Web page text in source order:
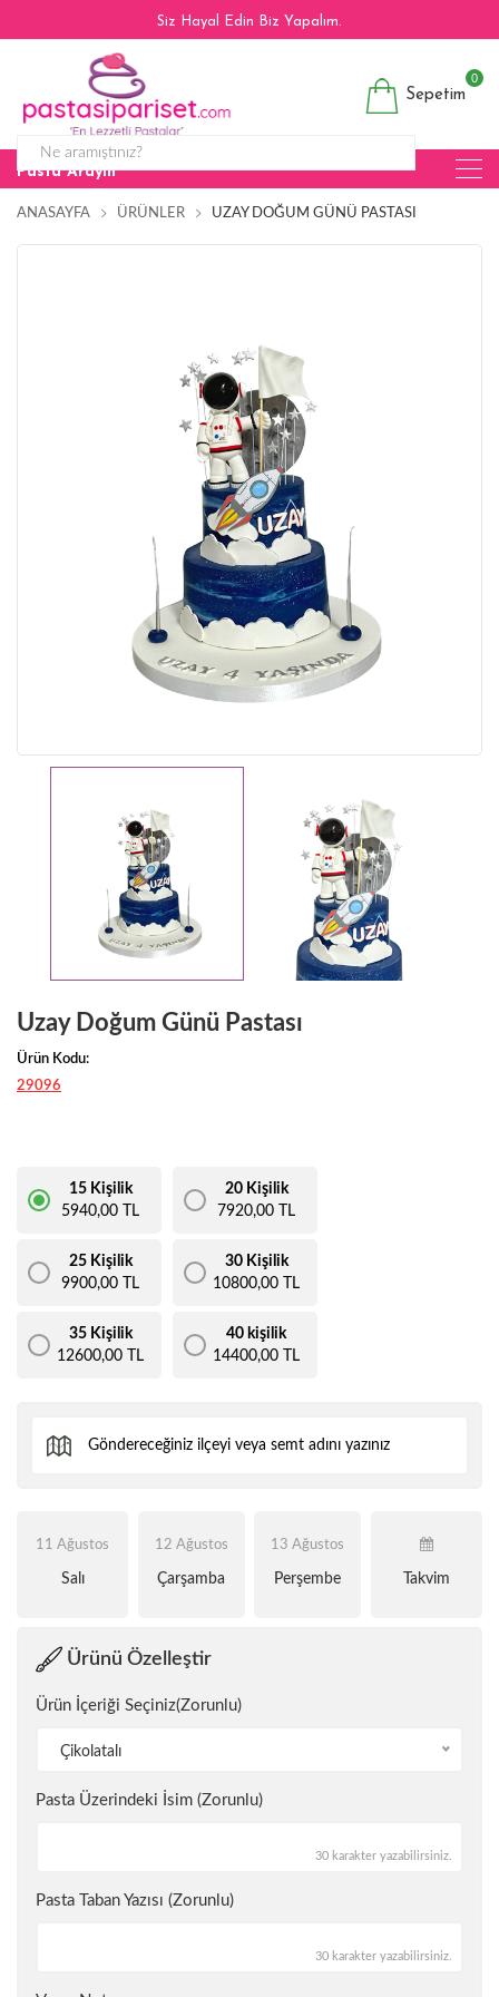
Siz Hayal Edin Biz Yapalım.
Sepetim
0
Pasta Arayın
ANASAYFA ÜRÜNLER UZAY DOĞUM GÜNÜ PASTASI
Uzay Doğum Günü Pastası
Ürün Kodu:
29096
15 Kişilik
5940,00 TL
20 Kişilik
7920,00 TL
25 Kişilik
9900,00 TL
30 Kişilik
10800,00 TL
35 Kişilik
12600,00 TL
40 kişilik
14400,00 TL
11 Ağustos
Salı
12 Ağustos
Çarşamba
13 Ağustos
Perşembe Takvim
Ürünü Özelleştir
Ürün İçeriği Seçiniz(Zorunlu)
Çikolatalı
Pasta Üzerindeki İsim (Zorunlu)
30 karakter yazabilirsiniz.
Pasta Taban Yazısı (Zorunlu)
30 karakter yazabilirsiniz.